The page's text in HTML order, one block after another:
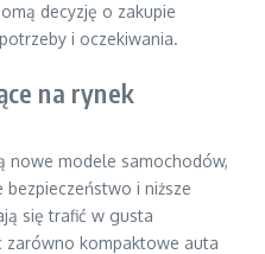
decyzję o zakupie
i oczekiwania.
na rynek
nowe modele samochodów,
bezpieczeństwo i niższe
się trafić w gusta
zarówno kompaktowe auta